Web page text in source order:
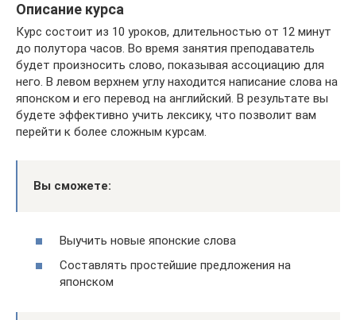
Описание курса
Курс состоит из 10 уроков, длительностью от 12 минут
до полутора часов. Во время занятия преподаватель
будет произносить слово, показывая ассоциацию для
него. В левом верхнем углу находится написание слова на
японском и его перевод на английский. В результате вы
будете эффективно учить лексику, что позволит вам
перейти к более сложным курсам.
Вы сможете:
Выучить новые японские слова
Составлять простейшие предложения на
японском